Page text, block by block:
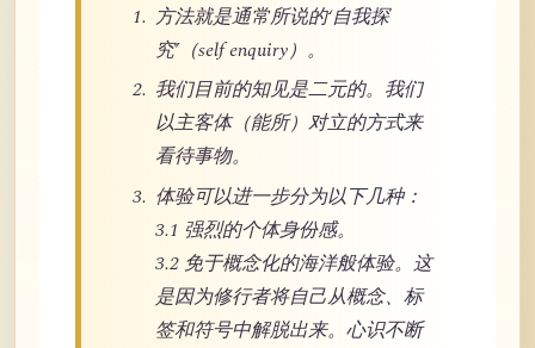
方法就是通常所说的‘自我探
究’（self enquiry）。
我们目前的知见是二元的。我们
以主客体（能所）对立的方式来
看待事物。
体验可以进一步分为以下几种：
3.1 强烈的个体身份感。
3.2 免于概念化的海洋般体验。这
是因为修行者将自己从概念、标
签和符号中解脱出来。心识不断